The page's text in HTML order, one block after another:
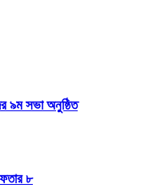
৯ম সভা অনুষ্ঠিত
৮